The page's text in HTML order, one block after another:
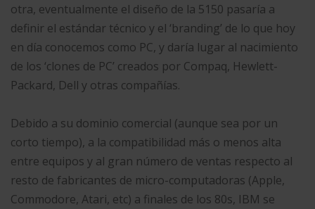
otra, eventualmente el diseño de la 5150 pasaría a
definir el estándar técnico y el ‘branding’ de lo que hoy
en día conocemos como PC, y daría lugar al nacimiento
de los ‘clones de PC’ creados por Compaq, Hewlett-
Packard, Dell y otras compañías.
Debido a su dominio comercial (aunque sea por un
corto tiempo), a la compatibilidad más o menos alta
entre equipos y al gran número de ventas respecto al
resto de fabricantes de micro-computadoras (Apple,
Commodore, Atari, etc) a finales de los 80s, IBM se